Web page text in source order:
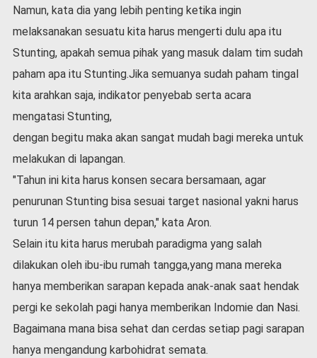
1
9
N
a
s
i
n
a
Namun, kata dia yang lebih penting ketika ingin
melaksanakan sesuatu kita harus mengerti dulu apa itu
Stunting, apakah semua pihak yang masuk dalam tim sudah
paham apa itu Stunting.Jika semuanya sudah paham tingal
kita arahkan saja, indikator penyebab serta acara
mengatasi Stunting,
dengan begitu maka akan sangat mudah bagi mereka untuk
melakukan di lapangan.
"Tahun ini kita harus konsen secara bersamaan, agar
penurunan Stunting bisa sesuai target nasional yakni harus
turun 14 persen tahun depan," kata Aron.
Selain itu kita harus merubah paradigma yang salah
dilakukan oleh ibu-ibu rumah tangga,yang mana mereka
hanya memberikan sarapan kepada anak-anak saat hendak
pergi ke sekolah pagi hanya memberikan Indomie dan Nasi.
Bagaimana mana bisa sehat dan cerdas setiap pagi sarapan
hanya mengandung karbohidrat semata.